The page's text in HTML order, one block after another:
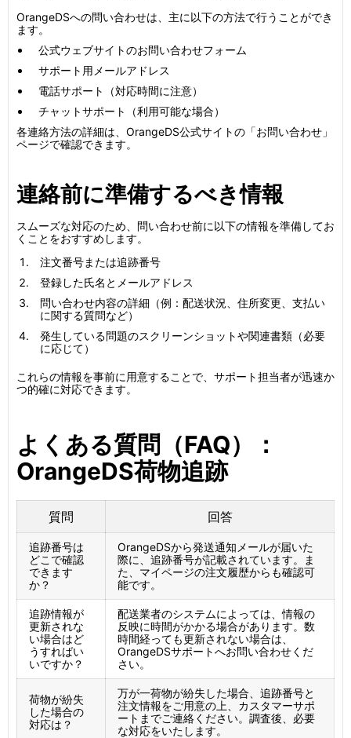
OrangeDSへの問い合わせは、主に以下の方法で行うことができ
ます。
公式ウェブサイトのお問い合わせフォーム
サポート用メールアドレス
電話サポート（対応時間に注意）
チャットサポート（利用可能な場合）
各連絡方法の詳細は、OrangeDS公式サイトの「お問い合わせ」
ページで確認できます。
連絡前に準備するべき情報
スムーズな対応のため、問い合わせ前に以下の情報を準備してお
くことをおすすめします。
注文番号または追跡番号
登録した氏名とメールアドレス
問い合わせ内容の詳細（例：配送状況、住所変更、支払い
に関する質問など）
発生している問題のスクリーンショットや関連書類（必要
に応じて）
これらの情報を事前に用意することで、サポート担当者が迅速か
つ的確に対応できます。
よくある質問（FAQ）：
OrangeDS荷物追跡
質問 回答
追跡番号は
どこで確認
できます
か？
OrangeDSから発送通知メールが届いた
際に、追跡番号が記載されています。ま
た、マイページの注文履歴からも確認可
能です。
追跡情報が
更新されな
い場合はど
うすればい
いですか？
配送業者のシステムによっては、情報の
反映に時間がかかる場合があります。数
時間経っても更新されない場合は、
OrangeDSサポートへお問い合わせくだ
さい。
荷物が紛失
した場合の
対応は？
万が一荷物が紛失した場合、追跡番号と
注文情報をご用意の上、カスタマーサポ
ートまでご連絡ください。調査後、必要
な対応をいたします。